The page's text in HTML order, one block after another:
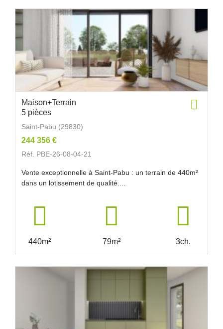
Maison+Terrain
5 pièces
Saint-Pabu (29830)
244 356 €
Réf. PBE-26-08-04-21
Vente exceptionnelle à Saint-Pabu : un terrain de 440m²
dans un lotissement de qualité....
440m² 79m² 3ch.